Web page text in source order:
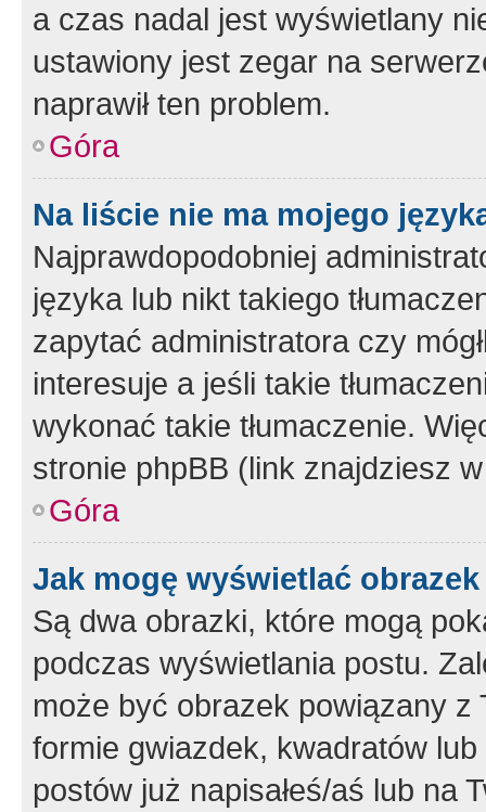
a czas nadal jest wyświetlany
ustawiony jest zegar na
naprawił ten problem.
Góra
Na liście nie ma mojego
Najprawdopodobniej
języka lub nikt takiego
zapytać administratora czy
interesuje a jeśli takie
wykonać takie tłumaczenie.
stronie phpBB (link znajdziesz
Góra
Jak mogę wyświetlać
Są dwa obrazki, które mogą
podczas wyświetlania postu.
może być obrazek powiązany z
formie gwiazdek, kwadratów
postów już napisałeś/aś lub na